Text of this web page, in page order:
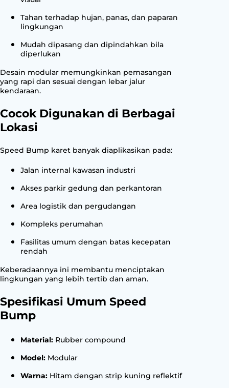
Tahan terhadap hujan, panas, dan paparan
lingkungan
Mudah dipasang dan dipindahkan bila
diperlukan
Desain modular memungkinkan pemasangan
yang rapi dan sesuai dengan lebar jalur
kendaraan.
Cocok Digunakan di Berbagai
Lokasi
Speed Bump karet banyak diaplikasikan pada:
Jalan internal kawasan industri
Akses parkir gedung dan perkantoran
Area logistik dan pergudangan
Kompleks perumahan
Fasilitas umum dengan batas kecepatan
rendah
Keberadaannya ini membantu menciptakan
lingkungan yang lebih tertib dan aman.
Spesifikasi Umum Speed
Bump
Material: Rubber compound
Model: Modular
Warna: Hitam dengan strip kuning reflektif